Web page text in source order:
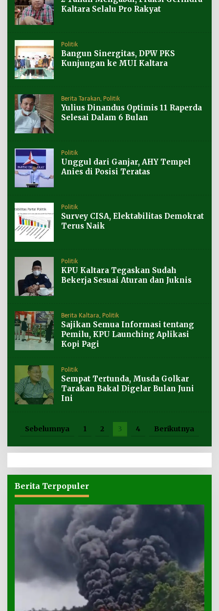
Kaltara Selalu Pro Rakyat
Politik
Bangun Sinergitas, DPW PKS
Kunjungan ke MUI Kaltara
Berita Tarakan, Politik
Yulius Dinandus Optimis 11 Raperda
Selesai Dalam 6 Bulan
Politik
Unggul dari Ganjar, AHY Tempel
Anies di Posisi Teratas
Politik
Survey CISA, Elektabilitas Demokrat
Terus Naik
Politik
KPU Kaltara Tegaskan Sudah
Bekerja Sesuai Aturan dan Juknis
Berita Kaltara, Politik
Sajikan Semua Informasi tentang
Pemilu, KPU Launching Aplikasi
Kopi Pagi
Politik
Sempat Tertunda, Musda Golkar
Tarakan Bakal Digelar Bulan Juni
Ini
Sebelumnya 1 2 3 4 Berikutnya
Berita Terpopuler